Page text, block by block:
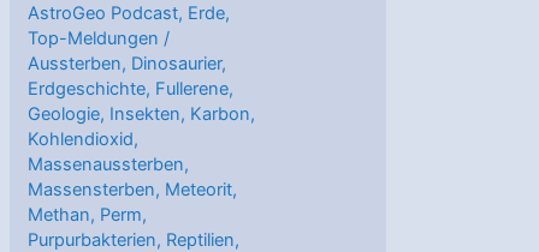
AstroGeo Podcast, Erde,
Top-Meldungen /
Aussterben, Dinosaurier,
Erdgeschichte, Fullerene,
Geologie, Insekten, Karbon,
Kohlendioxid,
Massenaussterben,
Massensterben, Meteorit,
Methan, Perm,
Purpurbakterien, Reptilien,